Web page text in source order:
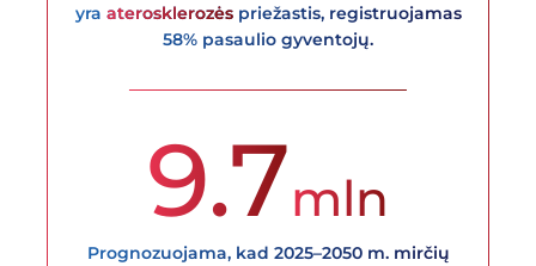
yra aterosklerozėspriežastis, registruojamas
58% pasaulio gyventojų.
9.7mln
Prognozuojama, kad 2025–2050 m. mirčių